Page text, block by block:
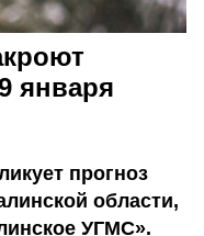
января
прогноз
области,
УГМС».